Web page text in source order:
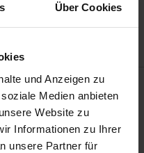
Über Cookies
und Anzeigen zu
Medien anbieten
Website zu
Informationen zu Ihrer
unsere Partner für
zur Diskussion um
es Staates,